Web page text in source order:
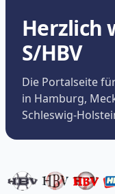
Herzlich
S/HBV
Die Portalseite
in Hamburg,
Schleswig-